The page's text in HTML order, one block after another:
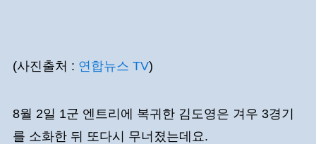
(사진출처 : 연합뉴스 TV)
8월 2일 1군 엔트리에 복귀한 김도영은 겨우 3경기
를 소화한 뒤 또다시 무너졌는데요.